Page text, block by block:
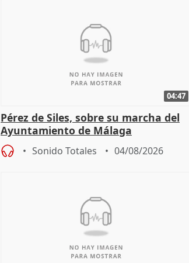
04:47
Pérez de Siles, sobre su marcha del
Ayuntamiento de Málaga
Sonido Totales 04/08/2026